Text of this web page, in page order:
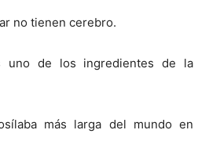
no tienen cerebro.
uno de los ingredientes de la
más larga del mundo en